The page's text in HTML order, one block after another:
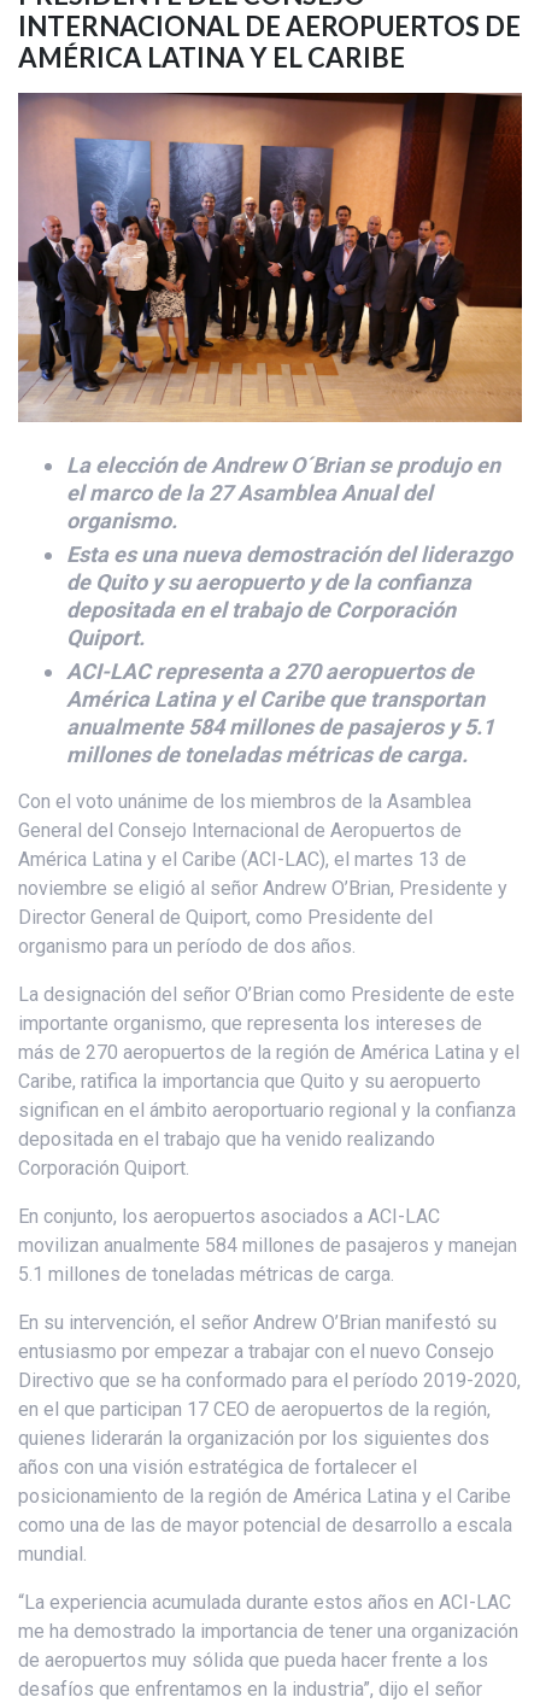
INTERNACIONAL DE AEROPUERTOS DE
AMÉRICA LATINA Y EL CARIBE
La elección de Andrew O´Brian se produjo en
el marco de la 27 Asamblea Anual del
organismo.
Esta es una nueva demostración del liderazgo
de Quito y su aeropuerto y de la confianza
depositada en el trabajo de Corporación
Quiport.
ACI-LAC representa a 270 aeropuertos de
América Latina y el Caribe que transportan
anualmente 584 millones de pasajeros y 5.1
millones de toneladas métricas de carga.
Con el voto unánime de los miembros de la Asamblea
General del Consejo Internacional de Aeropuertos de
América Latina y el Caribe (ACI-LAC), el martes 13 de
noviembre se eligió al señor Andrew O’Brian, Presidente y
Director General de Quiport, como Presidente del
organismo para un período de dos años.
La designación del señor O’Brian como Presidente de este
importante organismo, que representa los intereses de
más de 270 aeropuertos de la región de América Latina y el
Caribe, ratifica la importancia que Quito y su aeropuerto
significan en el ámbito aeroportuario regional y la confianza
depositada en el trabajo que ha venido realizando
Corporación Quiport.
En conjunto, los aeropuertos asociados a ACI-LAC
movilizan anualmente 584 millones de pasajeros y manejan
5.1 millones de toneladas métricas de carga.
En su intervención, el señor Andrew O’Brian manifestó su
entusiasmo por empezar a trabajar con el nuevo Consejo
Directivo que se ha conformado para el período 2019-2020,
en el que participan 17 CEO de aeropuertos de la región,
quienes liderarán la organización por los siguientes dos
años con una visión estratégica de fortalecer el
posicionamiento de la región de América Latina y el Caribe
como una de las de mayor potencial de desarrollo a escala
mundial.
“La experiencia acumulada durante estos años en ACI-LAC
me ha demostrado la importancia de tener una organización
de aeropuertos muy sólida que pueda hacer frente a los
desafíos que enfrentamos en la industria”, dijo el señor